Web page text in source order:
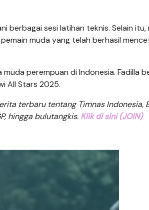
berbagai sesi latihan teknis. Selain itu,
muda yang telah berhasil
perempuan di Indonesia. Fadilla
All Stars 2025.
terbaru tentang Timnas Indonesia,
hingga bulutangkis. Klik di sini (JOIN)